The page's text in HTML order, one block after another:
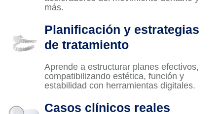
más.
Planificación y estrategias
de tratamiento
Aprende a estructurar planes efectivos,
compatibilizando estética, función y
estabilidad con herramientas digitales.
Casos clínicos reales